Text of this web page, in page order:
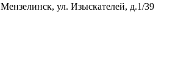
Мензелинск, ул. Изыскателей, д.1/39